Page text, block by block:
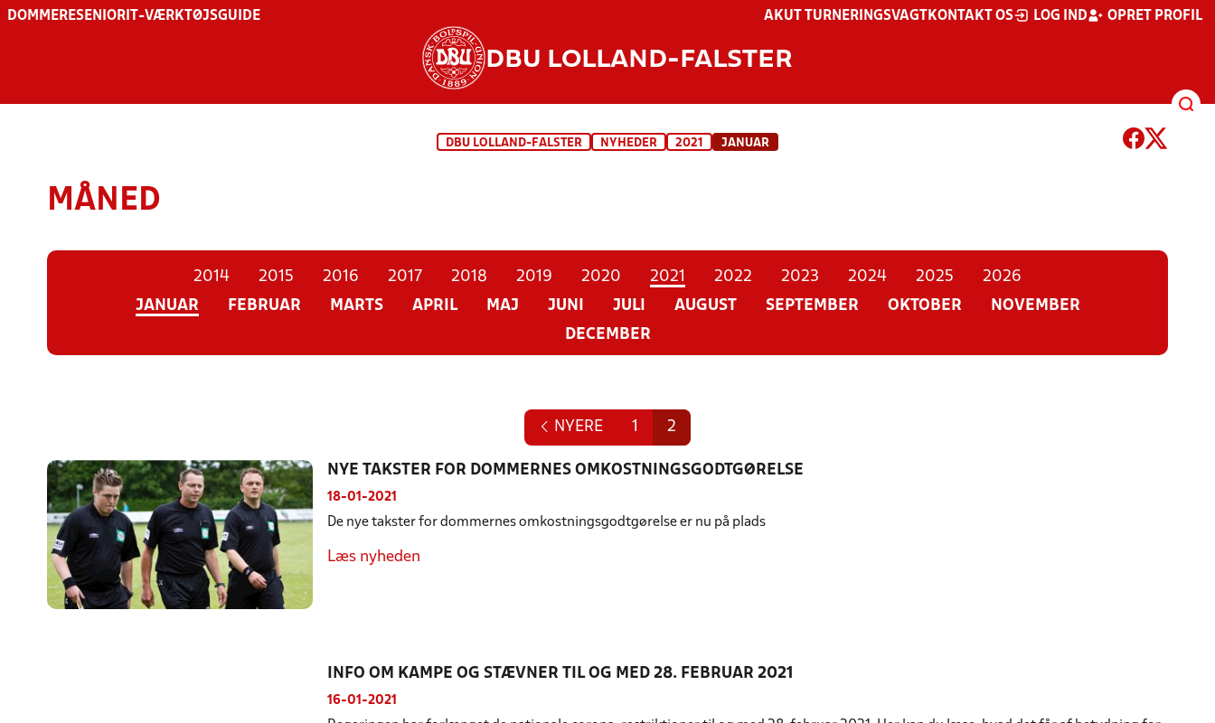
DOMMERESENIOR IT-VÆRKTØJSGUIDE AKUT TURNERINGSVAGT KONTAKT OS LOG IND OPRET PROFIL
DBU LOLLAND-FALSTER
DBU LOLLAND-FALSTER NYHEDER 2021 JANUAR
MÅNED
2014 2015 2016 2017 2018 2019 2020 2021 2022 2023 2024 2025
2026
JANUAR
FEBRUAR MARTS APRIL MAJ JUNI JULI AUGUST SEPTEMBER OKTOBER
NOVEMBER
DECEMBER
NYERE 1 2
NYE TAKSTER FOR DOMMERNES OMKOSTNINGSGODTGØRELSE
18-01-2021
De nye takster for dommernes omkostningsgodtgørelse er nu på plads
Læs nyheden
INFO OM KAMPE OG STÆVNER TIL OG MED 28. FEBRUAR 2021
16-01-2021